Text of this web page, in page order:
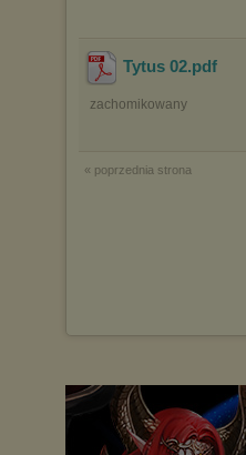
Tytus 02.pdf
zachomikowany
« poprzednia strona